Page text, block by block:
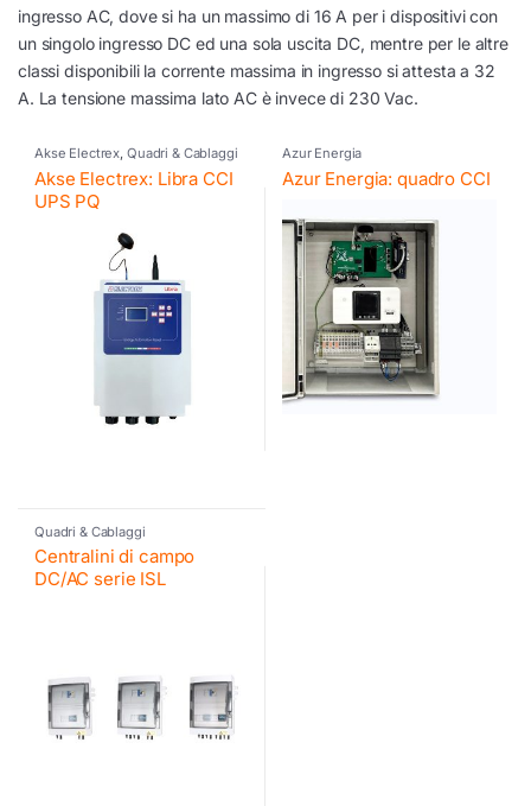
ingresso AC, dove si ha un massimo di 16 A per i dispositivi con
un singolo ingresso DC ed una sola uscita DC, mentre per le altre
classi disponibili la corrente massima in ingresso si attesta a 32
A. La tensione massima lato AC è invece di 230 Vac.
Akse Electrex, Quadri & Cablaggi
Akse Electrex: Libra CCI
UPS PQ
Azur Energia
Azur Energia: quadro CCI
Quadri & Cablaggi
Centralini di campo
DC/AC serie ISL